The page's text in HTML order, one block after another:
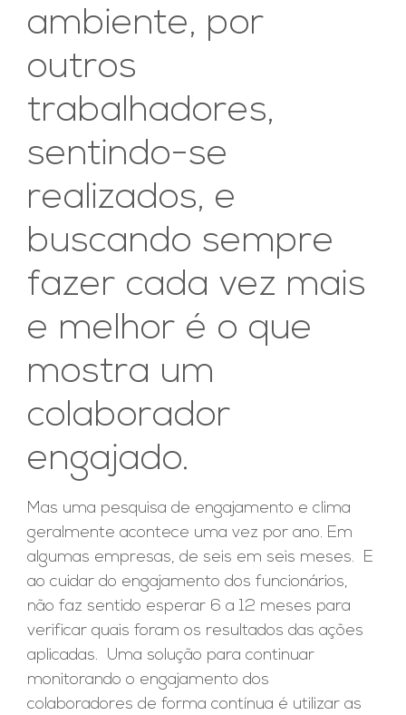
ambiente, por
outros
trabalhadores,
sentindo-se
realizados, e
buscando sempre
fazer cada vez mais
e melhor é o que
mostra um
colaborador
engajado.
Mas uma pesquisa de engajamento e clima
geralmente acontece uma vez por ano. Em
algumas empresas, de seis em seis meses. E
ao cuidar do engajamento dos funcionários,
não faz sentido esperar 6 a 12 meses para
verificar quais foram os resultados das ações
aplicadas. Uma solução para continuar
monitorando o engajamento dos
colaboradores de forma contínua é utilizar as